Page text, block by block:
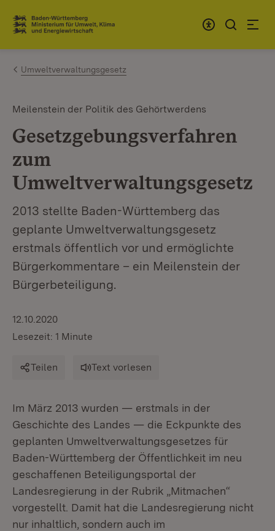
Zum Inhalt springen
Link zur Startseite
Umweltverwaltungsgesetz
Meilenstein der Politik des Gehörtwerdens
Gesetzgebungsverfahren
zum
Umweltverwaltungsgesetz
2013 stellte Baden-Württemberg das
geplante Umweltverwaltungsgesetz
erstmals öffentlich vor und ermöglichte
Bürgerkommentare – ein Meilenstein der
Bürgerbeteiligung.
12.10.2020
Lesezeit: 1 Minute
Teilen Text vorlesen
Im März 2013 wurden — erstmals in der
Geschichte des Landes — die Eckpunkte des
geplanten Umweltverwaltungsgesetzes für
Baden-Württemberg der Öffentlichkeit im neu
geschaffenen Beteiligungsportal der
Landesregierung in der Rubrik „Mitmachen“
vorgestellt. Damit hat die Landesregierung nicht
nur inhaltlich, sondern auch im